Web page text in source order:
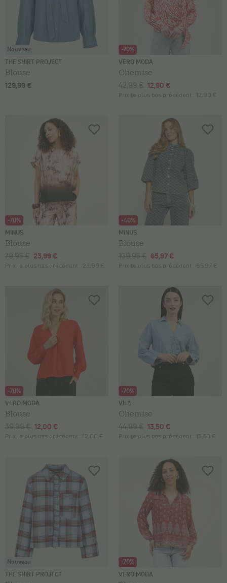
Nouveau
THE SHIRT PROJECT
Blouse
129,99 €
-70%
VERO MODA
Chemise
42,99 € 12,90 €
Prix le plus bas précédent : 12,90 €
-70%
MINUS
Blouse
79,95 € 23,99 €
Prix le plus bas précédent : 23,99 €
-40%
MINUS
Blouse
109,95 € 65,97 €
Prix le plus bas précédent : 65,97 €
-70%
VERO MODA
Blouse
39,99 € 12,00 €
Prix le plus bas précédent : 12,00 €
-70%
VILA
Chemise
44,99 € 13,50 €
Prix le plus bas précédent : 13,50 €
Nouveau
THE SHIRT PROJECT
-70%
VERO MODA